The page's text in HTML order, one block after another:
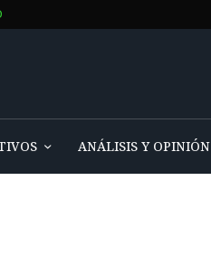
ANÁLISIS Y OPINIÓN